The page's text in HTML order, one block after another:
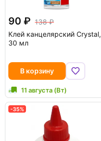
90
138
Клей канцелярский Crystal,
30 мл
В корзину
11 августа (Вт)
-35%